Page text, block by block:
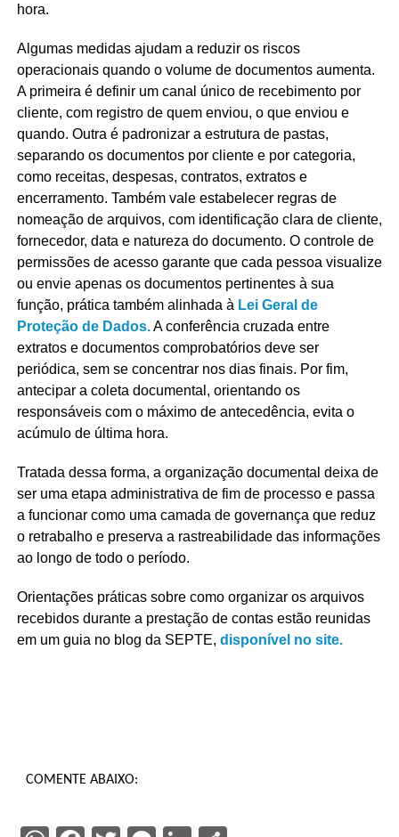
hora.
Algumas medidas ajudam a reduzir os riscos
operacionais quando o volume de documentos aumenta.
A primeira é definir um canal único de recebimento por
cliente, com registro de quem enviou, o que enviou e
quando. Outra é padronizar a estrutura de pastas,
separando os documentos por cliente e por categoria,
como receitas, despesas, contratos, extratos e
encerramento. Também vale estabelecer regras de
nomeação de arquivos, com identificação clara de cliente,
fornecedor, data e natureza do documento. O controle de
permissões de acesso garante que cada pessoa visualize
ou envie apenas os documentos pertinentes à sua
função, prática também alinhada à Lei Geral de
Proteção de Dados.A conferência cruzada entre
extratos e documentos comprobatórios deve ser
periódica, sem se concentrar nos dias finais. Por fim,
antecipar a coleta documental, orientando os
responsáveis com o máximo de antecedência, evita o
acúmulo de última hora.
Tratada dessa forma, a organização documental deixa de
ser uma etapa administrativa de fim de processo e passa
a funcionar como uma camada de governança que reduz
o retrabalho e preserva a rastreabilidade das informações
ao longo de todo o período.
Orientações práticas sobre como organizar os arquivos
recebidos durante a prestação de contas estão reunidas
em um guia no blog da SEPTE, disponível no site.
COMENTE ABAIXO: